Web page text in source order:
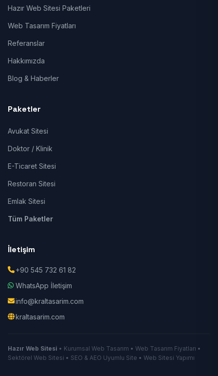
Hazır Web Sitesi Paketleri
Web Tasarım Fiyatları
Referanslar
Hakkımızda
Blog & Haberler
Paketler
Avukat Sitesi
Doktor / Klinik
E-Ticaret Sitesi
Restoran Sitesi
Emlak Sitesi
Tüm Paketler
İletişim
+90 545 732 61 82
WhatsApp İletişim
info@kraltasarim.com
kraltasarim.com
Hazır Web Sitesi • Kurumsal Web Tasarım • Web Tasarım Fiyatları •
Sektörel Web Sitesi • SEO & AEO Uyumlu Site • Web Sitesi Yapımı